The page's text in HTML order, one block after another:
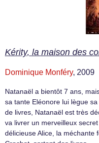
Kérity, la maison des
Dominique Monféry, 2009
Natanaël a bientôt 7 ans,
sa tante Eléonore lui lègue
de livres, Natanaël est très
va livrer un merveilleux
délicieuse Alice, la méchante